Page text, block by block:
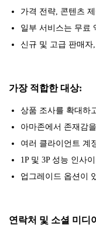
가격 전략, 콘텐츠
일부 서비스는 무료
신규 및 고급 판매자
가장 적합한 대상:
상품 조사를 확대하
아마존에서 존재감
여러 클라이언트 계
1P 및 3P 성능 인사
업그레이드 옵션이
연락처 및 소셜 미디